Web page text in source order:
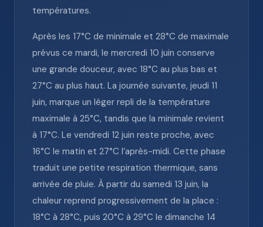
températures.
Après les 17°C de minimale et 28°C de maximale
prévus ce mardi, le mercredi 10 juin conserve
une grande douceur, avec 18°C au plus bas et
27°C au plus haut. La journée suivante, jeudi 11
juin, marque un léger repli de la température
maximale à 25°C, tandis que la minimale revient
à 17°C. Le vendredi 12 juin reste proche, avec
16°C le matin et 27°C l’après-midi. Cette phase
traduit une petite respiration thermique, sans
arrivée de pluie. À partir du samedi 13 juin, la
chaleur reprend progressivement de la place :
18°C à 28°C, puis 20°C à 29°C le dimanche 14